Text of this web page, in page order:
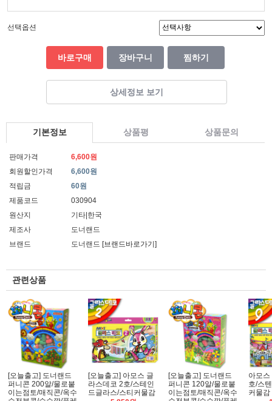
선택옵션
바로구매 장바구니 찜하기
상세정보 보기
기본정보 상품평 상품문의
판매가격
6,600원
회원할인가격
6,600원
적립금
60원
제품코드
030904
원산지
기타|한국
제조사
도너랜드
브랜드
도너랜드 [브랜드바로가기]
관련상품
[오늘출고] 도너랜드
퍼니콘 200알/물로붙
이는점토/매직콘/옥수
[오늘출고] 아모스 글
라스데코 2호/스테인
드글라스/스티커물감
[오늘출고] 도너랜드
퍼니콘 120알/물로붙
이는점토/매직콘/옥수
아모
호/스
커물감